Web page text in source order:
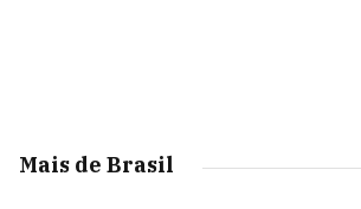
Mais de Brasil